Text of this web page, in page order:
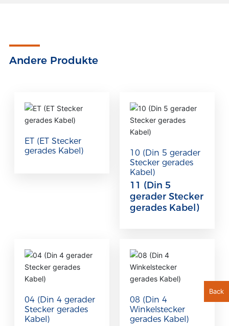
Andere Produkte
ET (ET Stecker
gerades Kabel)
10 (Din 5 gerader
Stecker gerades
Kabel)
11 (Din 5
gerader Stecker
gerades Kabel)
04 (Din 4 gerader
Stecker gerades
Kabel)
08 (Din 4
Winkelstecker
gerades Kabel)
Back